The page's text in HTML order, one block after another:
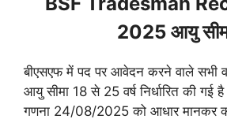
2025 आयु
बीएसएफ में पद पर आवेदन करने वाले सभी
आयु सीमा 18 से 25 वर्ष निर्धारित की गई
गणना 24/08/2025 को आधार मानकर